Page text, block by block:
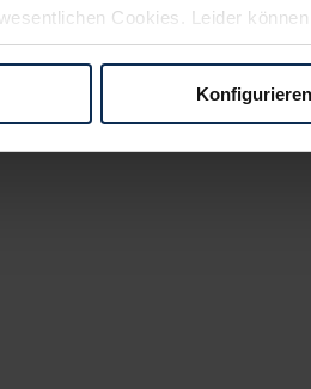
Cookies. Leider
Weg zu Ihrem Neuwagen
Konfigurieren